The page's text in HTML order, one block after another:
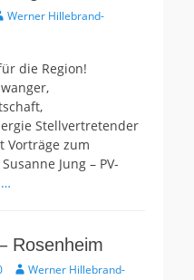
Werner Hillebrand-
die Region!
Stellvertretender
Vorträge zum
Jung – PV-
Rosenheim
AutorWerner Hillebrand-